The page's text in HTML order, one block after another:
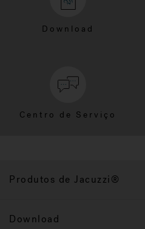
Download
Centro de Serviço
Produtos de Jacuzzi®
Download